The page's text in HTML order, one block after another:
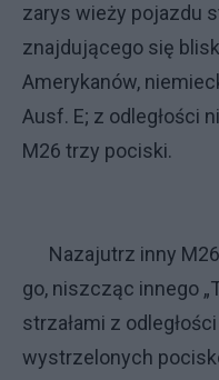
zarys wieży pojazdu
znajdującego się
Amerykanów,
Ausf. E; z odległości
M26 trzy pociski.
Nazajutrz inny
go, niszcząc innego
strzałami z
wystrzelonych